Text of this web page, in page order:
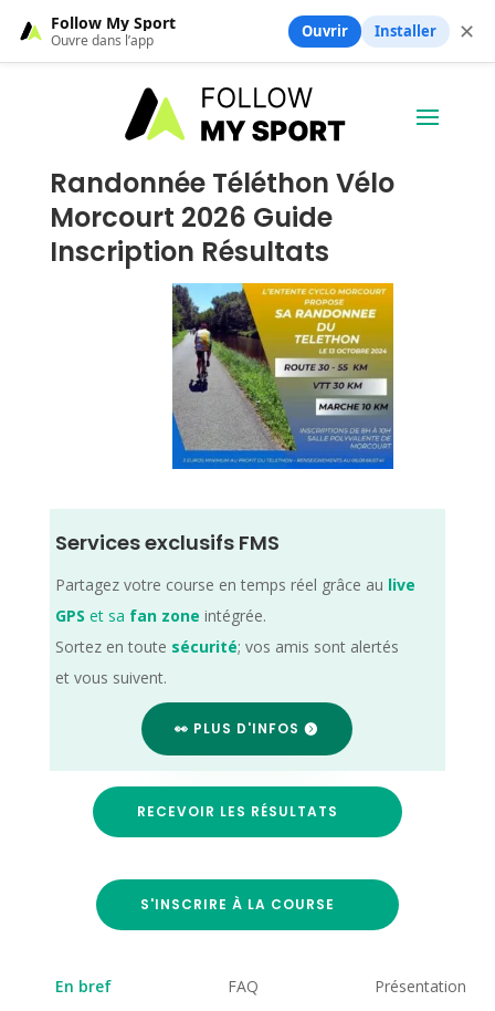
Randonnée Téléthon Vélo
Morcourt 2026 Guide
Inscription Résultats
Services exclusifs FMS
Partagez votre course en temps réel grâce au live
GPS et sa fan zone intégrée.
Sortez en toute sécurité; vos amis sont alertés
et vous suivent.
👀 PLUS D'INFOS
RECEVOIR LES RÉSULTATS
S'INSCRIRE À LA COURSE
En bref FAQ Présentation
Follow My Sport
Ouvre dans l’app Ouvrir Installer ✕